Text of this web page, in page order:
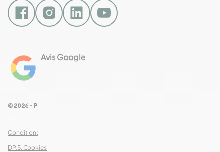
Avis Google
Voir les 461 avis
Conditions Générales de Ventes
DP.5. Cookies
© 2026 - Pour Les Gourmets